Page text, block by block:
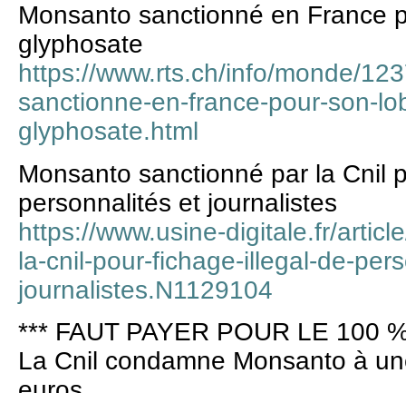
Monsanto sanctionné en France
glyphosate
https://www.rts.ch/info/monde/
sanctionne-en-france-pour-son-
glyphosate.html
Monsanto sanctionné par la Cnil
personnalités et journalistes
https://www.usine-digitale.fr/
la-cnil-pour-fichage-illegal-de-
journalistes.N1129104
*** FAUT PAYER POUR LE 100
La Cnil condamne Monsanto à